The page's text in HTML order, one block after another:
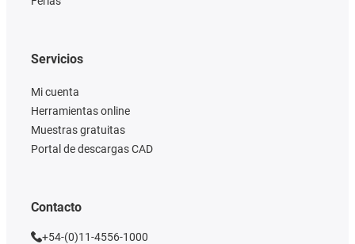
Servicios
Mi cuenta
Herramientas online
Muestras gratuitas
Portal de descargas CAD
Contacto
+54-(0)11-4556-1000